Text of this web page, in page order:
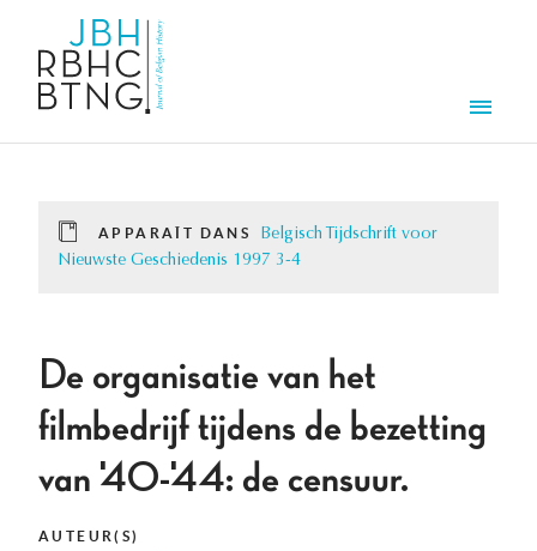
APPARAÎT DANS
Belgisch Tijdschrift voor
Nieuwste Geschiedenis 1997 3-4
De organisatie van het
filmbedrijf tijdens de bezetting
van '40-'44: de censuur.
AUTEUR(S)